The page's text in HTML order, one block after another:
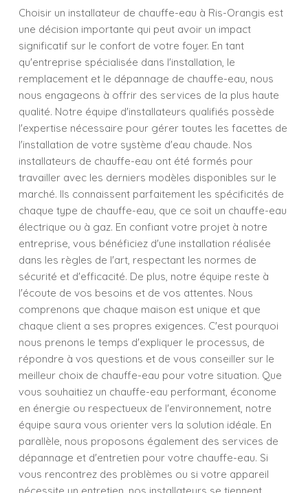
Choisir un installateur de chauffe-eau à Ris-Orangis est
une décision importante qui peut avoir un impact
significatif sur le confort de votre foyer. En tant
qu'entreprise spécialisée dans l'installation, le
remplacement et le dépannage de chauffe-eau, nous
nous engageons à offrir des services de la plus haute
qualité. Notre équipe d'installateurs qualifiés possède
l'expertise nécessaire pour gérer toutes les facettes de
l'installation de votre système d'eau chaude. Nos
installateurs de chauffe-eau ont été formés pour
travailler avec les derniers modèles disponibles sur le
marché. Ils connaissent parfaitement les spécificités de
chaque type de chauffe-eau, que ce soit un chauffe-eau
électrique ou à gaz. En confiant votre projet à notre
entreprise, vous bénéficiez d'une installation réalisée
dans les règles de l'art, respectant les normes de
sécurité et d'efficacité. De plus, notre équipe reste à
l'écoute de vos besoins et de vos attentes. Nous
comprenons que chaque maison est unique et que
chaque client a ses propres exigences. C'est pourquoi
nous prenons le temps d'expliquer le processus, de
répondre à vos questions et de vous conseiller sur le
meilleur choix de chauffe-eau pour votre situation. Que
vous souhaitiez un chauffe-eau performant, économe
en énergie ou respectueux de l'environnement, notre
équipe saura vous orienter vers la solution idéale. En
parallèle, nous proposons également des services de
dépannage et d'entretien pour votre chauffe-eau. Si
vous rencontrez des problèmes ou si votre appareil